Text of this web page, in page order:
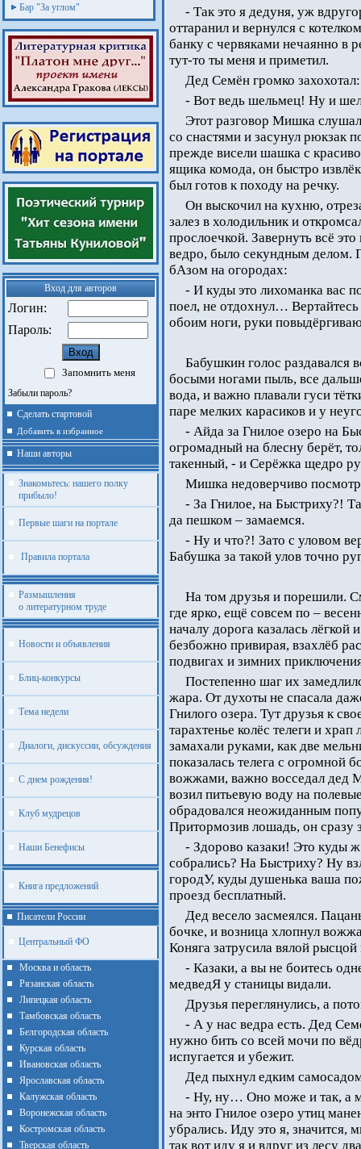
Бар "За углом"
Вход для авторов
Логин:
Пароль:
Запомнить меня
Забыли пароль?
Сделать стартовой
Добавить в избранное
Наши авторы
Знакомьтесь: нашего полку
прибыло!
Первые шаги на портале
Правила портала
Размышления
о литературном труде
Новости и объявления
Блиц-конкурсы
Тема недели
Диалоги, дискуссии, обсуждения
С днем рождения!
Клуб мудрецов
Наши Бенефисы
Книга предложений
Писатели России
Центральный ФО
Москва и область
Рязанская область
Липецкая область
Тамбовская область
Белгородская область
Курская область
Ивановская область
Ярославская область
Калужская область
Воронежская область
Костромская область
Тверская область
- Так это я дедуня, уж
оттаранил и вернулся с
банку с червяками нечаянно в
тут-то ты меня и приметил.
Дед Семён громко захохотал:
- Вот ведь шельмец! Ну и
Этот разговор Мишка
со снастями и засунул рюкзак
прежде висели шашка с
ящика комода, он быстро
был готов к походу на речку.
Он выскочил на кухню,
залез в холодильник и
прослоечкой. Завернуть всё
ведро, было секундным делом.
бАзом на огородах:
- И куды это лихоманка вас
поел, не отдохнул…
обоим ноги, руки
Бабушкин голос раздавался
босыми ногами пыль, все
вода, и важно плавали гуси
паре мелких карасиков и у
- Айда за Гнилое озеро на
огромадный на блесну берёт,
такенный, - и Серёжка щедро
Мишка недоверчиво
- За Гнилое, на Быстриху?!
да пешком – замаемся.
- Ну и что?! Зато с уловом
Бабушка за такой улов точно
На том друзья и порешили.
где ярко, ещё совсем по –
началу дорога казалась
безбожно привирая, взахлёб
подвигах и зимних
Постепенно шаг их
жара. От духоты не спасала
Гнилого озера. Тут друзья к
тарахтенье колёс телеги и
замахали руками, как две
показалась телега с огромной
вожжами, важно восседал дед
возил питьевую воду на
обрадовался неожиданным
Притормозив лошадь, он сразу
- Здорово казаки! Это куды
собрались? На Быстриху? Ну
городУ, куды душенька ваша
проезд бесплатный.
Дед весело засмеялся.
бочке, и возница хлопнул
Коняга затрусила вялой
- Казаки, а вы не боитесь
медведЯ у станицы видали.
Друзья переглянулись, а
- А у нас ведра есть. Дед
нужно бить со всей мочи по
испугается и убежит.
Дед пыхнул едким
- Ну, ну… Оно може и так, а
на энто Гнилое озеро утиц
убрались. Иду это я, значится,
так вот иду я и вдруг из лесу